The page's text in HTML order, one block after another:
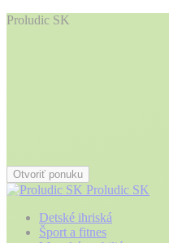
Proludic SK
Otvoriť ponuku
Proludic SK
Detské ihriská
Šport a fitnes